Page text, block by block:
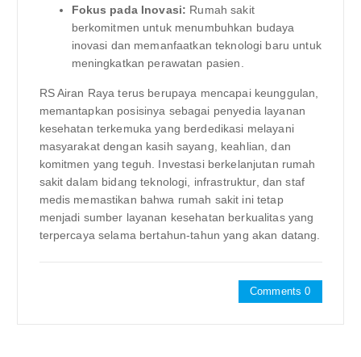
Fokus pada Inovasi: Rumah sakit
berkomitmen untuk menumbuhkan budaya
inovasi dan memanfaatkan teknologi baru untuk
meningkatkan perawatan pasien.
RS Airan Raya terus berupaya mencapai keunggulan,
memantapkan posisinya sebagai penyedia layanan
kesehatan terkemuka yang berdedikasi melayani
masyarakat dengan kasih sayang, keahlian, dan
komitmen yang teguh. Investasi berkelanjutan rumah
sakit dalam bidang teknologi, infrastruktur, dan staf
medis memastikan bahwa rumah sakit ini tetap
menjadi sumber layanan kesehatan berkualitas yang
terpercaya selama bertahun-tahun yang akan datang.
Comments 0